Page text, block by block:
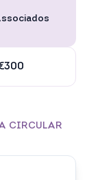
CIRCULAR